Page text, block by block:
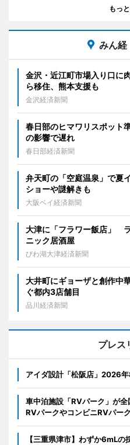
もっ
みん経
金沢・近江町市場入り口
ら移住、熊本支援も
金沢経済新聞
春日部のヒマワリスポッ
の影響で遅れ
春日部経済新聞
弁天町の「空庭温泉」で
ショーや謎解きも
大阪ベイ経済新聞
大津に「フラワー飯店」
ニック居酒屋
びわ湖大津経済新聞
大井町にギョーザと創作
ぐ都内3店舗目
品川経済新聞
プレス
アイダ設計「松阪店」2026
車中泊施設「RVパーク」が
RVパークやコンビニRVパー
【三重県津市】わずか6mL